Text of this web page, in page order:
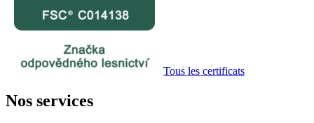
Tous les certificats
Nos services